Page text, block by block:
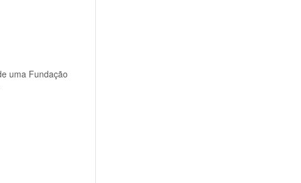
uma Fundação